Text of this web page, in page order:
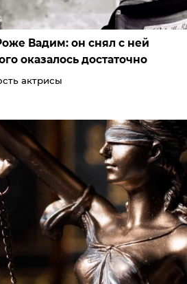
Вадим: он снял с ней
оказалось достаточно
актрисы